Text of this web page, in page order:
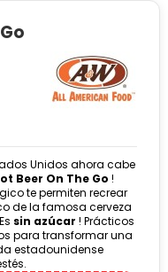
Unidos ahora cabe
Beer On The Go !
te permiten recrear
de la famosa cerveza
sin azúcar ! Prácticos
para transformar una
estadounidense